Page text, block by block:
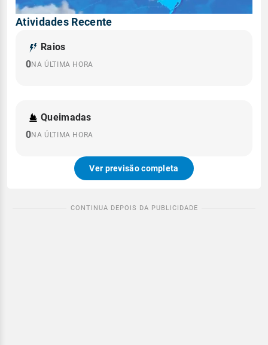
Atividades Recente
Raios
0NA ÚLTIMA HORA
Queimadas
0NA ÚLTIMA HORA
Ver previsão completa